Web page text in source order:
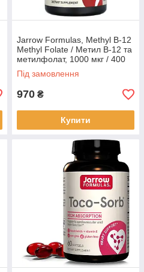
Jarrow Formulas, Methyl B-12
Methyl Folate / Метил B-12 та
метилфолат, 1000 мкг / 400
мкг, 100 льодяників BX902
Під замовлення
970 ₴
Купити